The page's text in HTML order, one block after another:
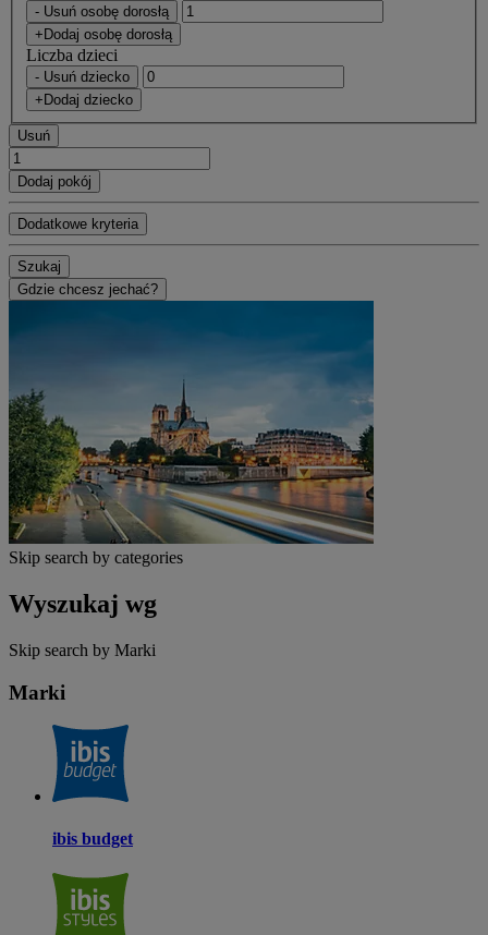
- Usuń osobę dorosłą
+Dodaj osobę dorosłą
Liczba dzieci
- Usuń dziecko
+Dodaj dziecko
Usuń
Dodaj pokój
Dodatkowe kryteria
Szukaj
Gdzie chcesz jechać?
Skip search by categories
Wyszukaj wg
Skip search by Marki
Marki
ibis budget